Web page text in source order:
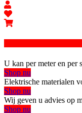
U kan per meter en per
Shop nu
Elektrische materialen
Shop nu
Wij geven u advies op
Shop nu